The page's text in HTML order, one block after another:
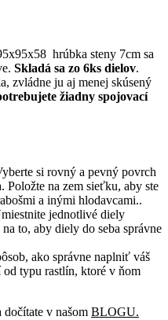
hrúbka steny 7cm sa
Skladá sa zo 6ks dielov.
zvládne ju aj menej skúsený
žiadny spojovací
si rovný a pevný povrch
Položte na zem sieťku, aby ste
a inými hlodavcami..
jednotlivé diely
to, aby diely do seba správne
ako správne naplniť váš
typu rastlín, ktoré v ňom
v našom BLOGU.